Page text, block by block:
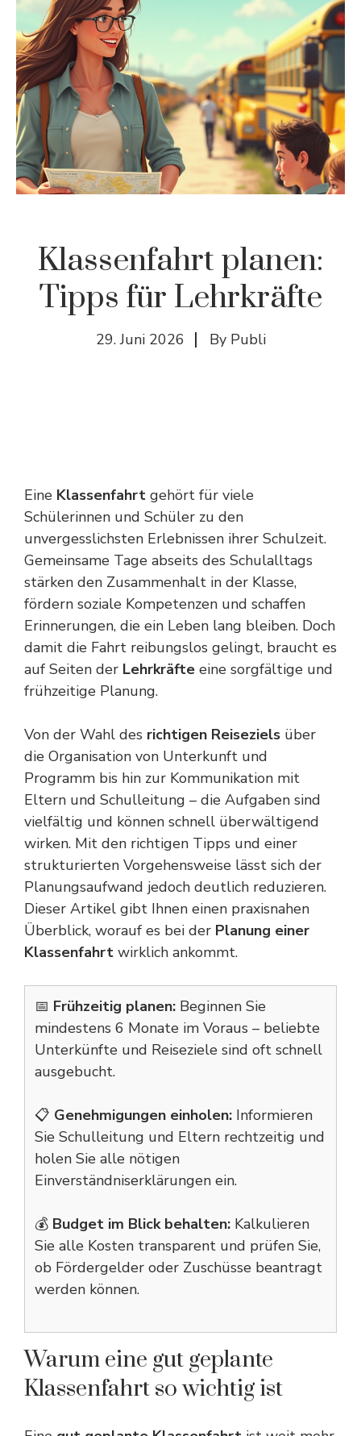
Klassenfahrt planen:
Tipps für Lehrkräfte
29. Juni 2026 By Publi
Eine Klassenfahrt gehört für viele
Schülerinnen und Schüler zu den
unvergesslichsten Erlebnissen ihrer Schulzeit.
Gemeinsame Tage abseits des Schulalltags
stärken den Zusammenhalt in der Klasse,
fördern soziale Kompetenzen und schaffen
Erinnerungen, die ein Leben lang bleiben. Doch
damit die Fahrt reibungslos gelingt, braucht es
auf Seiten der Lehrkräfte eine sorgfältige und
frühzeitige Planung.
Von der Wahl des richtigen Reiseziels über
die Organisation von Unterkunft und
Programm bis hin zur Kommunikation mit
Eltern und Schulleitung – die Aufgaben sind
vielfältig und können schnell überwältigend
wirken. Mit den richtigen Tipps und einer
strukturierten Vorgehensweise lässt sich der
Planungsaufwand jedoch deutlich reduzieren.
Dieser Artikel gibt Ihnen einen praxisnahen
Überblick, worauf es bei der Planung einer
Klassenfahrt wirklich ankommt.
📅 Frühzeitig planen: Beginnen Sie
mindestens 6 Monate im Voraus – beliebte
Unterkünfte und Reiseziele sind oft schnell
ausgebucht.
📋 Genehmigungen einholen: Informieren
Sie Schulleitung und Eltern rechtzeitig und
holen Sie alle nötigen
Einverständniserklärungen ein.
💰 Budget im Blick behalten: Kalkulieren
Sie alle Kosten transparent und prüfen Sie,
ob Fördergelder oder Zuschüsse beantragt
werden können.
Warum eine gut geplante
Klassenfahrt so wichtig ist